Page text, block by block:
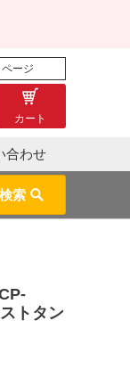
ージ
カート
合わせ
索
トタン